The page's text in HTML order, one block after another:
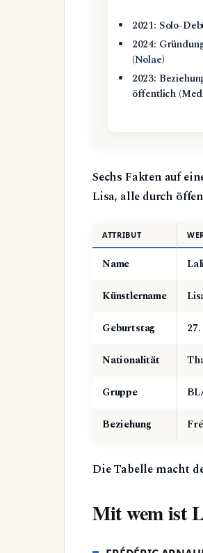
2021: Solo-
2024:
(Nolae)
2023:
öffentlich
Sechs Fakten auf
Lisa, alle durch
ATTRIBUT
Name
Künstlername
Geburtstag
Nationalität
Gruppe
Beziehung
Die Tabelle macht
Mit wem ist